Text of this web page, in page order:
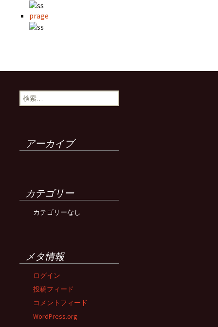
prage
検
索:
アーカイブ
カテゴリー
カテゴリーなし
メタ情報
ログイン
投稿フィード
コメントフィード
WordPress.org